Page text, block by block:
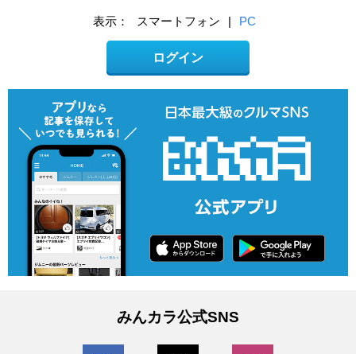
表示： スマートフォン | PC
ログイン
みんカラ公式SNS